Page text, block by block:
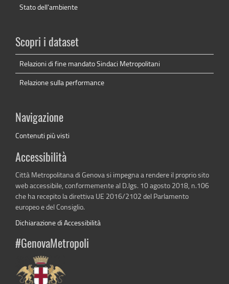
Stato dell'ambiente
Scopri i dataset
Relazioni di fine mandato Sindaci Metropolitani
Relazione sulla performance
Navigazione
Contenuti più visti
Accessibilità
Città Metropolitana di Genova si impegna a rendere il proprio sito
web accessibile, conformemente al D.lgs. 10 agosto 2018, n.106
che ha recepito la direttiva UE 2016/2102 del Parlamento
europeo e del Consiglio.
Dichiarazione di Accessibilità
#GenovaMetropoli